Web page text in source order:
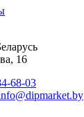
16
68-03